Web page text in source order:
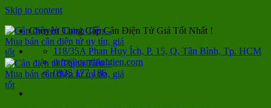
Skip to content
Chuyên Cung Cấp Cân Điện Tử Giá Tốt Nhất !
118/35A Phan Huy Ích, P. 15, Q. Tân Bình, Tp. HCM
info@canthinhtien.com
0935 177 186